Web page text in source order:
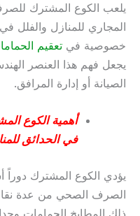
يلعب الكوع المشترك
المجاري للمنازل والفلل
خصوصية في تعقيم
يجعل فهم هذا العنصر
الصيانة أو إدارة المرافق.
أهمية الكوع
في الحدائق
يؤدي الكوع المشترك
الصرف الصحي من عدة نقاط
ذلك المطابخ الحمامات